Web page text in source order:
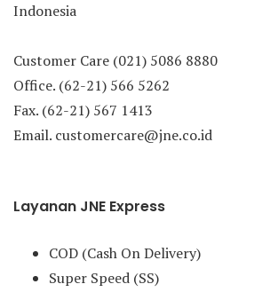
Indonesia
Customer Care (021) 5086 8880
Office. (62-21) 566 5262
Fax. (62-21) 567 1413
Email. customercare@jne.co.id
Layanan JNE Express
COD (Cash On Delivery)
Super Speed (SS)